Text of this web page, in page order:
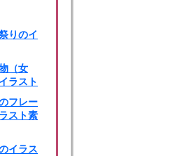
りのイ
（女
ラスト
フレー
スト素
イラス